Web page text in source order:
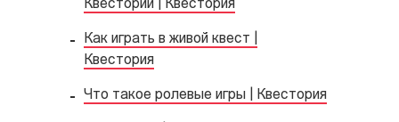
Квестории | Квестория
Как играть в живой квест |
Квестория
Что такое ролевые игры | Квестория